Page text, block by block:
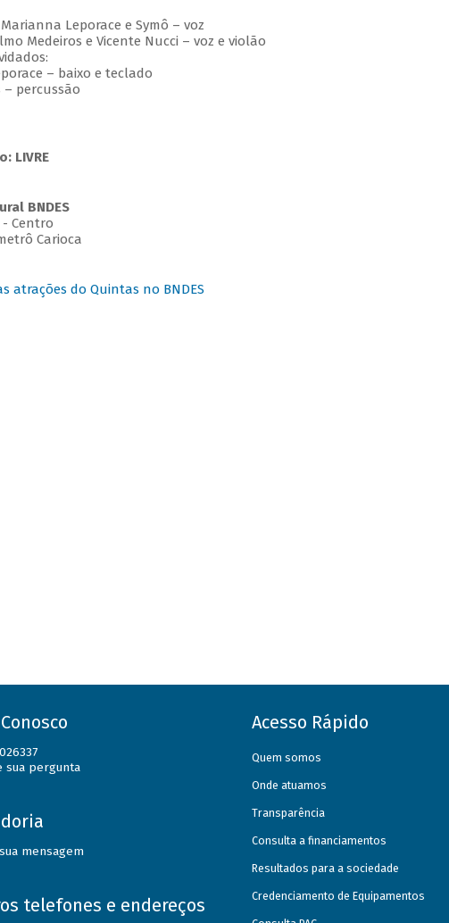
Leporace e Symô – voz
Medeiros e Vicente Nucci – voz e violão
– baixo e teclado
– percussão
LIVRE
BNDES
- Centro
Carioca
atrações do Quintas no BNDES
sua pergunta
mensagem
telefones e endereços
Acesso Rápido
Quem somos
Onde atuamos
Transparência
Consulta a financiamentos
Resultados para a sociedade
Credenciamento de Equipamentos